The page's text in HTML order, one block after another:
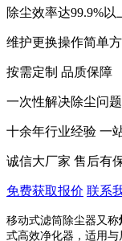
除尘效率达99.9%
维护更换操作简单
按需定制 品质保障
一次性解决除尘问题
十余年行业经验 一
诚信大厂家 售后有
免费获取报价 联系
移动式滤筒除尘器又称
式高效净化器，适用